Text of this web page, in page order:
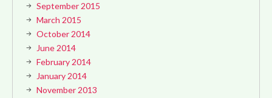
September 2015
March 2015
October 2014
June 2014
February 2014
January 2014
November 2013